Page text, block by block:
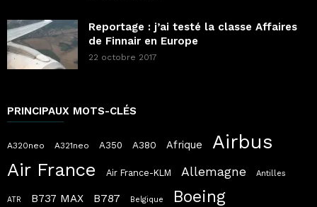
Reportage : j’ai testé la classe Affaires
de Finnair en Europe
22 octobre 2017
PRINCIPAUX MOTS-CLÉS
A320neo A321neo A350 A380 Afrique Airbus
Air France Air France-KLM Allemagne Antilles
ATR B737 MAX B787 Belgique Boeing